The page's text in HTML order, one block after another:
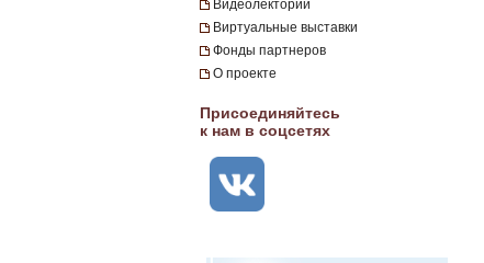
Видеолекторий
Виртуальные выставки
Фонды партнеров
О проекте
Присоединяйтесь
к нам в соцсетях